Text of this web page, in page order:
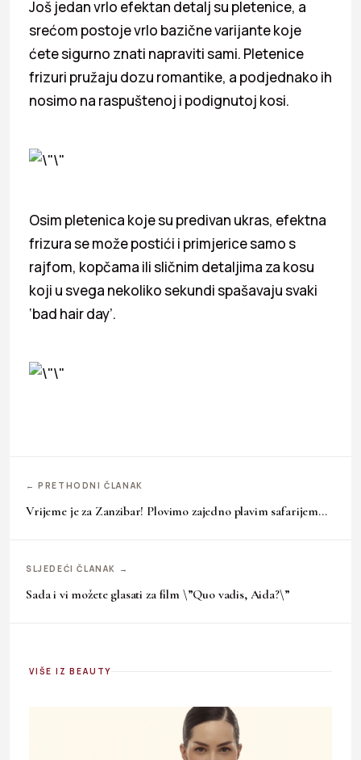
Još jedan vrlo efektan detalj su pletenice, a
srećom postoje vrlo bazične varijante koje
ćete sigurno znati napraviti sami. Pletenice
frizuri pružaju dozu romantike, a podjednako ih
nosimo na raspuštenoj i podignutoj kosi.
Osim pletenica koje su predivan ukras, efektna
frizura se može postići i primjerice samo s
rajfom, kopčama ili sličnim detaljima za kosu
koji u svega nekoliko sekundi spašavaju svaki
‘bad hair day’.
← PRETHODNI ČLANAK
Vrijeme je za Zanzibar! Plovimo zajedno plavim safarijem…
SLJEDEĆI ČLANAK →
Sada i vi možete glasati za film \”Quo vadis, Aida?\”
VIŠE IZ BEAUTY